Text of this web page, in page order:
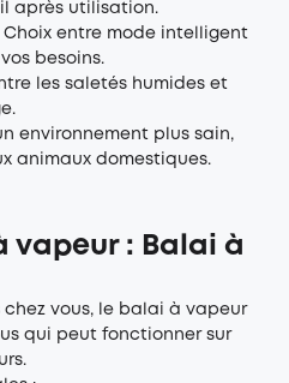
après utilisation.
entre mode intelligent
besoins.
les saletés humides et
environnement plus sain,
animaux domestiques.
vapeur : Balai à
chez vous, le balai à vapeur
qui peut fonctionner sur